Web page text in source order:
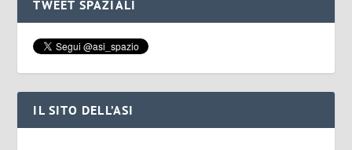
TWEET SPAZIALI
IL SITO DELL’ASI